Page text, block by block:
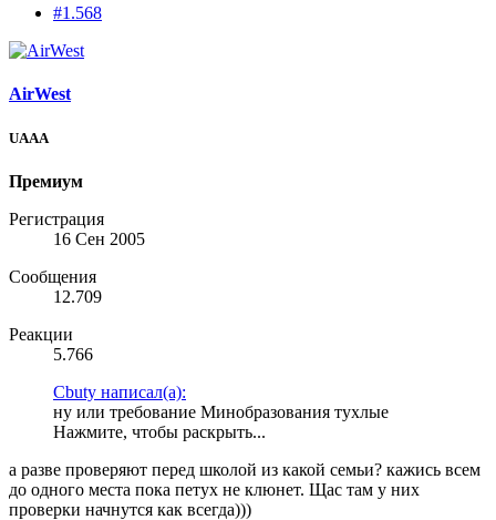
#1.568
AirWest
UAAA
Премиум
Регистрация
16 Сен 2005
Сообщения
12.709
Реакции
5.766
Cbuty написал(а):
ну или требование Минобразования тухлые
Нажмите, чтобы раскрыть...
а разве проверяют перед школой из какой семьи? кажись всем
до одного места пока петух не клюнет. Щас там у них
проверки начнутся как всегда)))